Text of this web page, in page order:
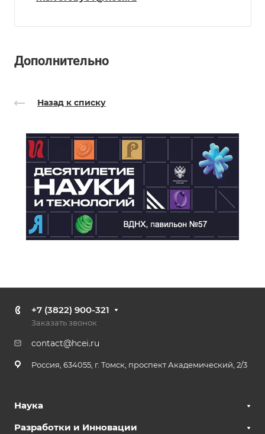
Дополнительно
Назад к списку
+7 (3822) 900-321
Заказать звонок
contact@hcei.ru
Россия, 634055, г. Томск, проспект Академический, 2/3
Наука
Разработки и Инновации